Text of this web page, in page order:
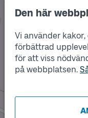
Den här
Vi använder
förbättrad
för att viss
på webbplatsen.